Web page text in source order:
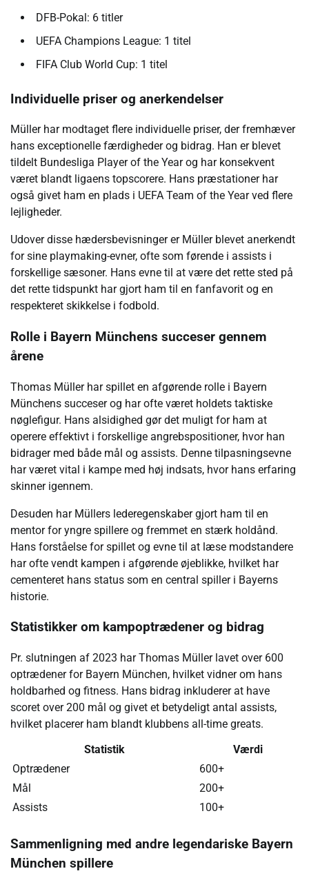
DFB-Pokal: 6 titler
UEFA Champions League: 1 titel
FIFA Club World Cup: 1 titel
Individuelle priser og anerkendelser
Müller har modtaget flere individuelle priser, der fremhæver
hans exceptionelle færdigheder og bidrag. Han er blevet
tildelt Bundesliga Player of the Year og har konsekvent
været blandt ligaens topscorere. Hans præstationer har
også givet ham en plads i UEFA Team of the Year ved flere
lejligheder.
Udover disse hædersbevisninger er Müller blevet anerkendt
for sine playmaking-evner, ofte som førende i assists i
forskellige sæsoner. Hans evne til at være det rette sted på
det rette tidspunkt har gjort ham til en fanfavorit og en
respekteret skikkelse i fodbold.
Rolle i Bayern Münchens succeser gennem
årene
Thomas Müller har spillet en afgørende rolle i Bayern
Münchens succeser og har ofte været holdets taktiske
nøglefigur. Hans alsidighed gør det muligt for ham at
operere effektivt i forskellige angrebspositioner, hvor han
bidrager med både mål og assists. Denne tilpasningsevne
har været vital i kampe med høj indsats, hvor hans erfaring
skinner igennem.
Desuden har Müllers lederegenskaber gjort ham til en
mentor for yngre spillere og fremmet en stærk holdånd.
Hans forståelse for spillet og evne til at læse modstandere
har ofte vendt kampen i afgørende øjeblikke, hvilket har
cementeret hans status som en central spiller i Bayerns
historie.
Statistikker om kampoptrædener og bidrag
Pr. slutningen af 2023 har Thomas Müller lavet over 600
optrædener for Bayern München, hvilket vidner om hans
holdbarhed og fitness. Hans bidrag inkluderer at have
scoret over 200 mål og givet et betydeligt antal assists,
hvilket placerer ham blandt klubbens all-time greats.
Statistik
Værdi
Optrædener
600+
Mål
200+
Assists
100+
Sammenligning med andre legendariske Bayern
München spillere